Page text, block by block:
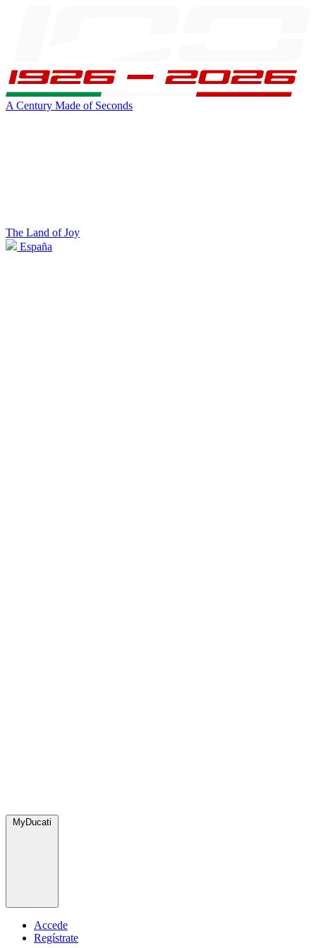
A Century Made of Seconds
The Land of Joy
España
MyDucati
Accede
Regístrate